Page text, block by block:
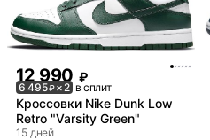
12 990 ₽
6 495₽× 2 в сплит
Кроссовки Nike Dunk Low
Retro "Varsity Green"
15 дней